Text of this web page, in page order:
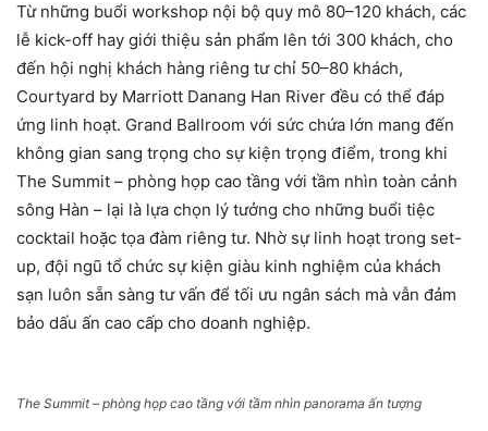
Từ những buổi workshop nội bộ quy mô 80–120 khách, các
lễ kick-off hay giới thiệu sản phẩm lên tới 300 khách, cho
đến hội nghị khách hàng riêng tư chỉ 50–80 khách,
Courtyard by Marriott Danang Han River đều có thể đáp
ứng linh hoạt. Grand Ballroom với sức chứa lớn mang đến
không gian sang trọng cho sự kiện trọng điểm, trong khi
The Summit – phòng họp cao tầng với tầm nhìn toàn cảnh
sông Hàn – lại là lựa chọn lý tưởng cho những buổi tiệc
cocktail hoặc tọa đàm riêng tư. Nhờ sự linh hoạt trong set-
up, đội ngũ tổ chức sự kiện giàu kinh nghiệm của khách
sạn luôn sẵn sàng tư vấn để tối ưu ngân sách mà vẫn đảm
bảo dấu ấn cao cấp cho doanh nghiệp.
The Summit – phòng họp cao tầng với tầm nhìn panorama ấn tượng